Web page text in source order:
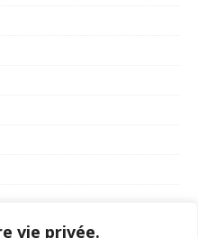
vie privée.